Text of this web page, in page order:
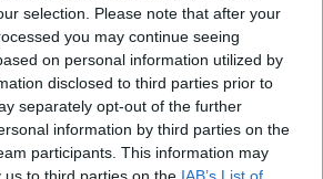
selection. Please note that after your
you may continue seeing
on personal information utilized by
disclosed to third parties prior to
separately opt-out of the further
information by third parties on the
participants. This information may